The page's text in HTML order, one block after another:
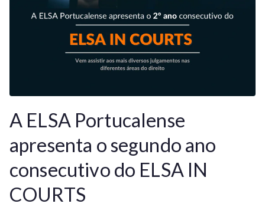
A ELSA Portucalense
apresenta o segundo ano
consecutivo do ELSA IN
COURTS